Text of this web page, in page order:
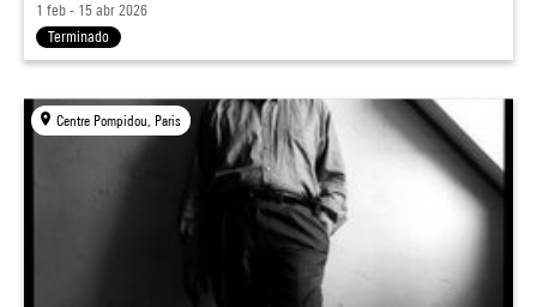
1 feb - 15 abr 2026
Terminado
Centre Pompidou, Paris